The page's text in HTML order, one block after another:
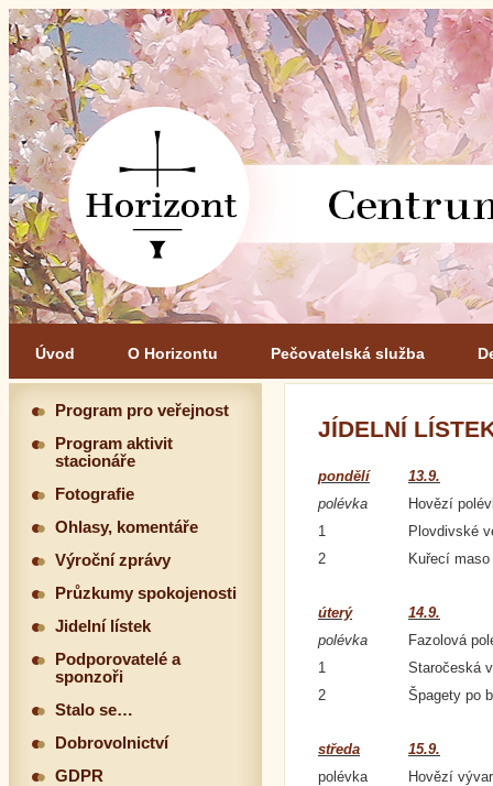
Úvod O Horizontu Pečovatelská služba
JÍDELNÍ
pondělí
13.9.
polévka
Hovězí
1
Plovdivské
2
Kuřecí
úterý
14.9.
polévka
Fazolová
1
Staročeská
2
Špagety po
středa
15.9.
polévka
Hovězí
Program pro veřejnost
Program aktivit
stacionáře
Fotografie
Ohlasy, komentáře
Výroční zprávy
Průzkumy spokojenosti
Jidelní lístek
Podporovatelé a
sponzoři
Stalo se…
Dobrovolnictví
GDPR